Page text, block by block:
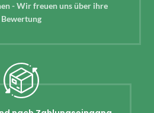
- Wir freuen uns über ihre
Bewertung